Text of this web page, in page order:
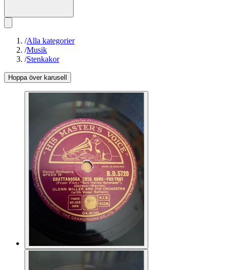
/Alla kategorier
/Musik
/Stenkakor
Hoppa över karusell